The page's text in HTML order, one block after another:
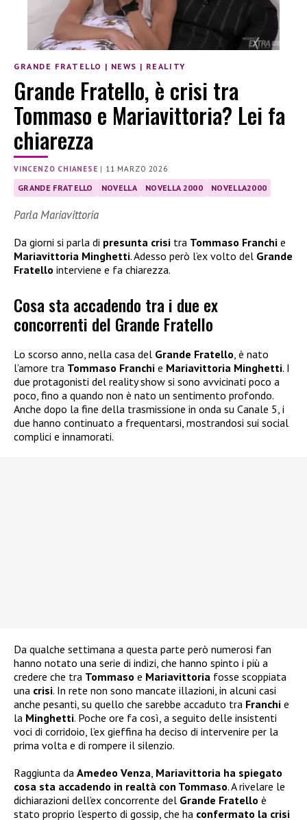
GRANDE FRATELLO | NEWS | REALITY
Grande Fratello, è crisi tra
Tommaso e Mariavittoria? Lei fa
chiarezza
VINCENZO CHIANESE | 11 MARZO 2026
GRANDE FRATELLO NOVELLA NOVELLA 2000 NOVELLA2000
Parla Mariavittoria
Da giorni si parla di presunta crisi tra Tommaso Franchi e
Mariavittoria Minghetti. Adesso però l’ex volto del Grande
Fratello interviene e fa chiarezza.
Cosa sta accadendo tra i due ex
concorrenti del Grande Fratello
Lo scorso anno, nella casa del Grande Fratello , è nato
l’amore tra Tommaso Franchi e Mariavittoria Minghetti. I
due protagonisti del reality show si sono avvicinati poco a
poco, fino a quando non è nato un sentimento profondo.
Anche dopo la fine della trasmissione in onda su Canale 5, i
due hanno continuato a frequentarsi, mostrandosi sui social
complici e innamorati.
Da qualche settimana a questa parte però numerosi fan
hanno notato una serie di indizi, che hanno spinto i più a
credere che tra Tommaso e Mariavittoria fosse scoppiata
una crisi. In rete non sono mancate illazioni, in alcuni casi
anche pesanti, su quello che sarebbe accaduto tra Franchi e
la Minghetti. Poche ore fa così, a seguito delle insistenti
voci di corridoio, l’ex gieffina ha deciso di intervenire per la
prima volta e di rompere il silenzio.
Raggiunta da Amedeo Venza Mariavittoria ha spiegato
cosa sta accadendo in realtà con Tommaso. A rivelare le
dichiarazioni dell’ex concorrente del Grande Fratello è
stato proprio l’esperto di gossip, che ha confermato la crisi